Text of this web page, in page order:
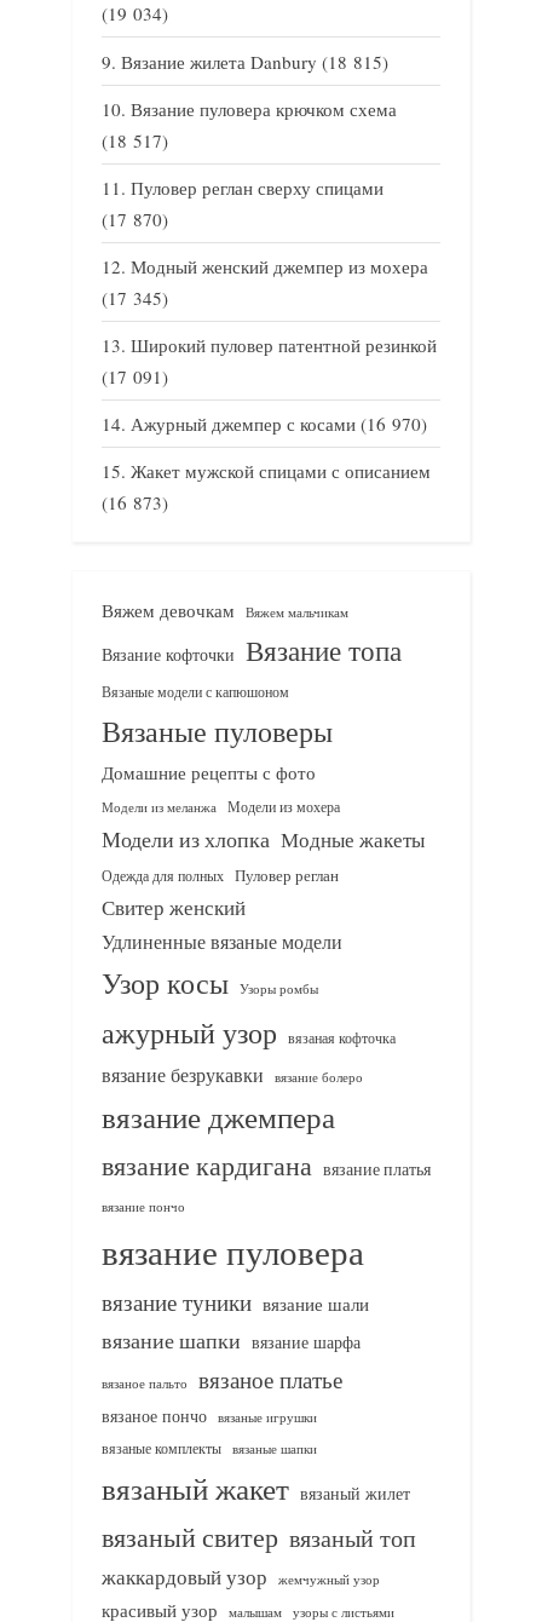
(19 034)
Вязание жилета Danbury (18 815)
Вязание пуловера крючком схема
(18 517)
Пуловер реглан сверху спицами
(17 870)
Модный женский джемпер из мохера
(17 345)
Широкий пуловер патентной резинкой
(17 091)
Ажурный джемпер с косами (16 970)
Жакет мужской спицами с описанием
(16 873)
Вяжем девочкам Вяжем мальчикам
Вязание кофточки Вязание топа
Вязаные модели с капюшоном
Вязаные пуловеры
Домашние рецепты с фото
Модели из меланжа Модели из мохера
Модели из хлопка Модные жакеты
Одежда для полных Пуловер реглан
Свитер женский
Удлиненные вязаные модели
Узор косы Узоры ромбы
ажурный узор вязаная кофточка
вязание безрукавки вязание болеро
вязание джемпера
вязание кардигана вязание платья
вязание пончо
вязание пуловера
вязание туники вязание шали
вязание шапки вязание шарфа
вязаное пальто вязаное платье
вязаное пончо вязаные игрушки
вязаные комплекты
вязаные шапки
вязаный жакет вязаный жилет
вязаный свитер вязаный топ
жаккардовый узор жемчужный узор
красивый узор малышам узоры с листьями